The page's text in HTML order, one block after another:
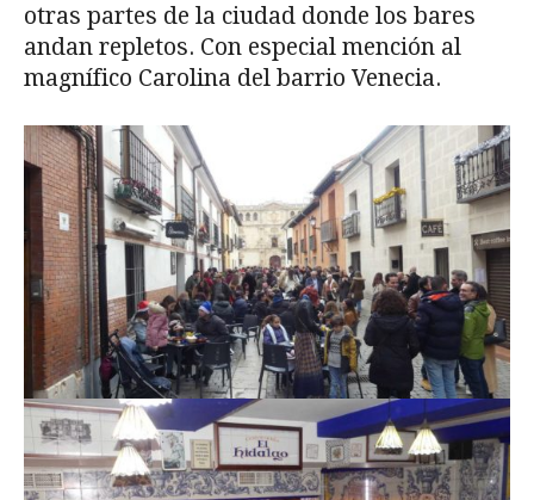
otras partes de la ciudad donde los bares
andan repletos. Con especial mención al
magnífico Carolina del barrio Venecia.